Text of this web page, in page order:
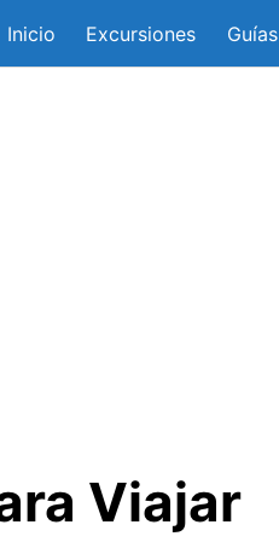
Inicio Excursiones Guías
Viajar